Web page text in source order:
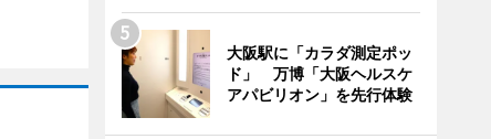
大阪駅に「カラダ測定ポッ
ド」 万博「大阪ヘルスケ
アパビリオン」を先行体験